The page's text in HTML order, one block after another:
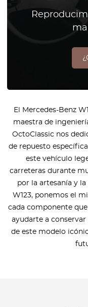
El Mercedes-Benz
maestra de
OctoClassic nos
de repuesto
este vehículo
carreteras durante
por la artesanía y
W123, ponemos el
cada componente
ayudarte a
de este modelo